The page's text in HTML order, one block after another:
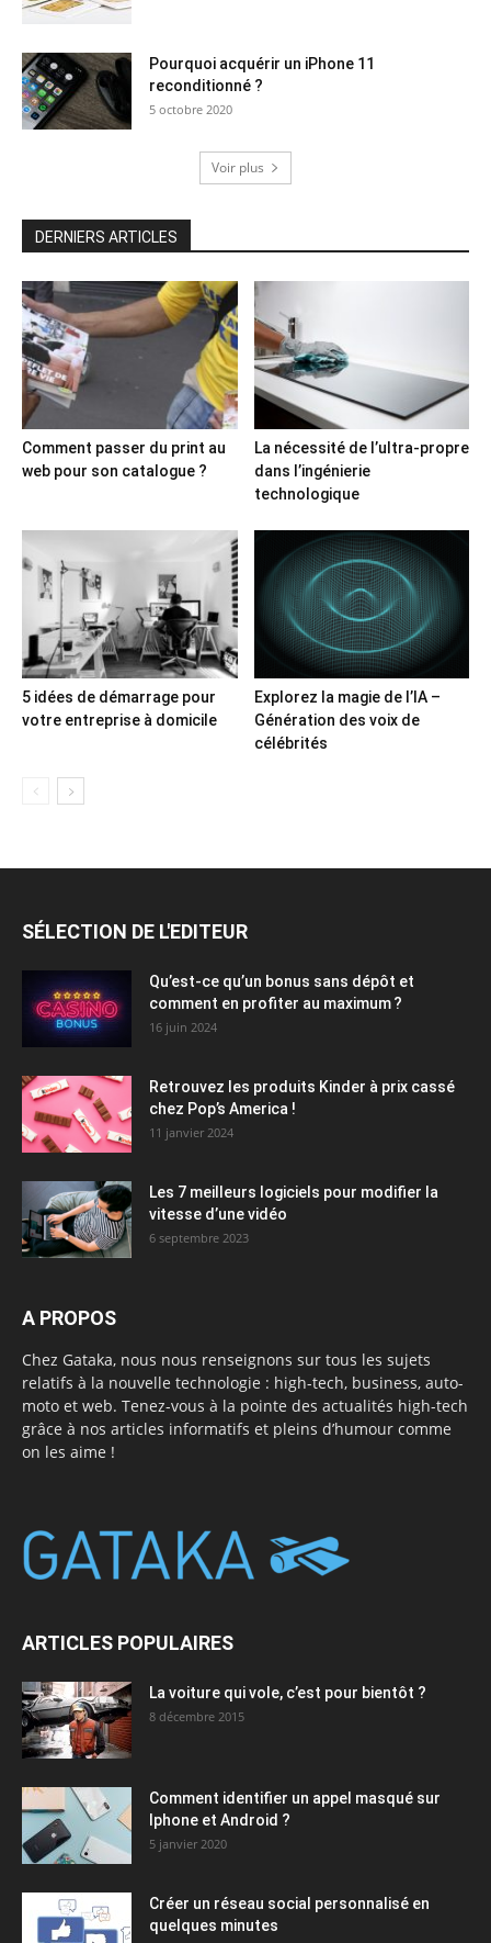
Pourquoi acquérir un iPhone 11
reconditionné ?
5 octobre 2020
Voir plus
DERNIERS ARTICLES
Comment passer du print au
web pour son catalogue ?
La nécessité de l’ultra-propre
dans l’ingénierie
technologique
5 idées de démarrage pour
votre entreprise à domicile
Explorez la magie de l’IA –
Génération des voix de
célébrités
SÉLECTION DE L'EDITEUR
Qu’est-ce qu’un bonus sans dépôt et
comment en profiter au maximum ?
16 juin 2024
Retrouvez les produits Kinder à prix cassé
chez Pop’s America !
11 janvier 2024
Les 7 meilleurs logiciels pour modifier la
vitesse d’une vidéo
6 septembre 2023
A PROPOS
Chez Gataka, nous nous renseignons sur tous les sujets
relatifs à la nouvelle technologie : high-tech, business, auto-
moto et web. Tenez-vous à la pointe des actualités high-tech
grâce à nos articles informatifs et pleins d’humour comme
on les aime !
ARTICLES POPULAIRES
La voiture qui vole, c’est pour bientôt ?
8 décembre 2015
Comment identifier un appel masqué sur
Iphone et Android ?
5 janvier 2020
Créer un réseau social personnalisé en
quelques minutes